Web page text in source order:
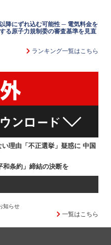
降にずれ込む可能性 ─ 電気料金を
る原子力規制委の審査基準を見直
ランキング一覧はこちら
理由「不正選挙」疑惑に 中国
和条約」締結の決断を
知らせ
一覧はこちら